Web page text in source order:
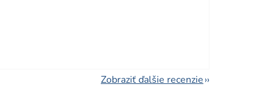
Zobraziť ďalšie recenzie